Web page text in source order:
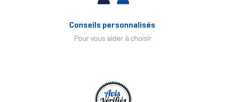
Conseils personnalisés
Pour vous aider à choisir